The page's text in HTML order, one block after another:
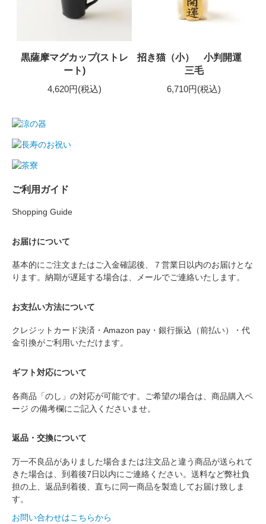
黒薩摩マグカップ(ストレ
ート)
4,620円(税込)
招き猫（小） 小判開運
三毛
6,710円(税込)
ご利用ガイド
Shopping Guide
お届けについて
基本的にご注文またはご入金確認後、７営業日以内のお届けとな
ります。納期が遅延する場合は、メールでご連絡いたします。
お支払い方法について
クレジットカード決済・Amazon pay・銀行振込（前払い）・代
金引換がご利用いただけます。
ギフト対応について
各商品「のし」の対応が可能です。ご希望の場合は、商品購入ペ
ージ の備考欄にご記入くださいませ。
返品・交換について
万一不良品がありました場合または注文品と違う商品が送られて
きた場合は、到着後7日以内にご連絡ください。送料など弊社負
担の上、返品到着後、直ちに同一商品を製造してお届け致しま
す。
お問い合わせはこちらから